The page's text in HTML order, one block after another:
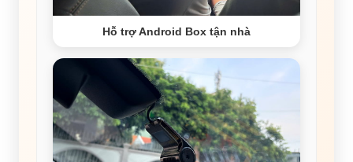
Hỗ trợ Android Box tận nhà